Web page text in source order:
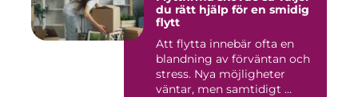
du rätt hjälp för en smidig
flytt
Att flytta innebär ofta en
blandning av förväntan och
stress. Nya möjligheter
väntar, men samtidigt ...